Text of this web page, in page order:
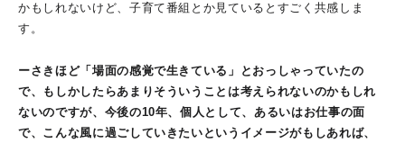
かもしれないけど、子育て番組とか見ているとすごく共感しま
す。
ーさきほど「場面の感覚で生きている」とおっしゃっていたの
で、もしかしたらあまりそういうことは考えられないのかもしれ
ないのですが、今後の10年、個人として、あるいはお仕事の面
で、こんな風に過ごしていきたいというイメージがもしあれば、